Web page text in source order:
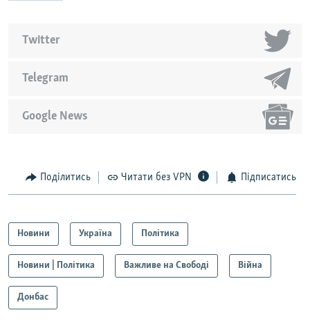
Telegram
Google News
Twitter
Поділитись Читати без VPN Підписатись
Новини Україна Політика
Новини | Політика Важливе на Свободі Війна
Донбас